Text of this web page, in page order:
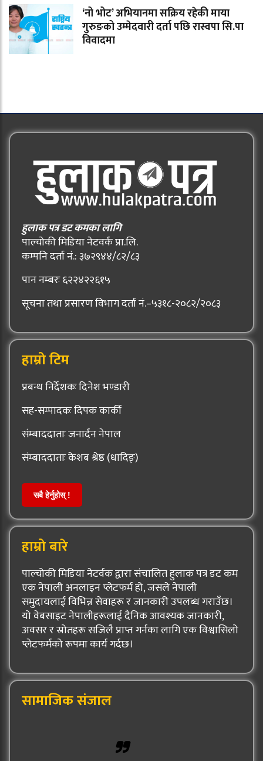
‘नो भोट’ अभियानमा सक्रिय रहेकी माया
गुरुङको उम्मेदवारी दर्ता पछि रास्वपा सि.पा
विवादमा
हुलाक पत्र डट कमका लागि
पाल्चोकी मिडिया नेटवर्क प्रा.लि.
कम्पनि दर्ता नं.: ३७२९४४/८२/८३
पान नम्बरः ६२२४२२६१५
सूचना तथा प्रसारण विभाग दर्ता नं.–५३१८-२०८२/२०८३
हाम्रो टिम
प्रबन्ध निर्देशकः दिनेश भण्डारी
सह-सम्पादकः दिपक कार्की
संम्बाददाताः जनार्दन नेपाल
संम्बाददाताः केशब श्रेष्ठ (धादिङ्)
सबै हेर्नुहोस् !
हाम्रो बारे
पाल्चोकी मिडिया नेटर्वक द्वारा संचालित हुलाक पत्र डट कम
एक नेपाली अनलाइन प्लेटफर्म हो, जसले नेपाली
समुदायलाई विभिन्न सेवाहरू र जानकारी उपलब्ध गराउँछ।
यो वेबसाइट नेपालीहरूलाई दैनिक आवश्यक जानकारी,
अवसर र स्रोतहरू सजिलै प्राप्त गर्नका लागि एक विश्वासिलो
प्लेटफर्मको रूपमा कार्य गर्दछ।
सामाजिक संजाल